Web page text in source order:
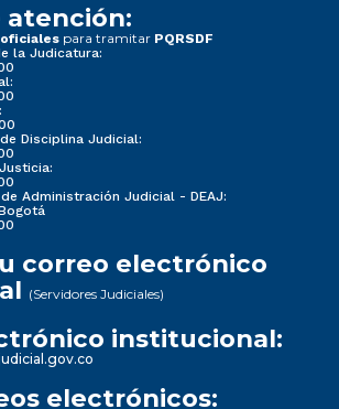
atención:
oficiales para tramitar PQRSDF
la Judicatura:
Disciplina Judicial:
Administración Judicial - DEAJ:
correo electrónico
(Servidores Judiciales)
institucional:
electrónicos: